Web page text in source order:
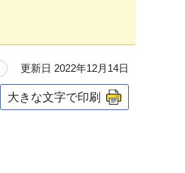
更新日 2022年12月14日
大きな文字で印刷